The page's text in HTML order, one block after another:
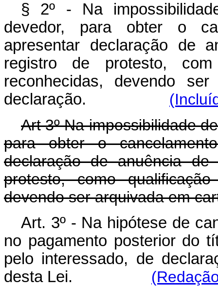
§ 2º - Na
devedor, para obter o
apresentar declaração de
registro de protesto,
reconhecidas, devendo
declaração.
Art 3º Na impossibilidade
para obter o
declaração de anuência
protesto, como
devendo ser arquivada em
Art. 3º - Na hipótese de
no pagamento posterior do
pelo interessado, de
desta Lei.